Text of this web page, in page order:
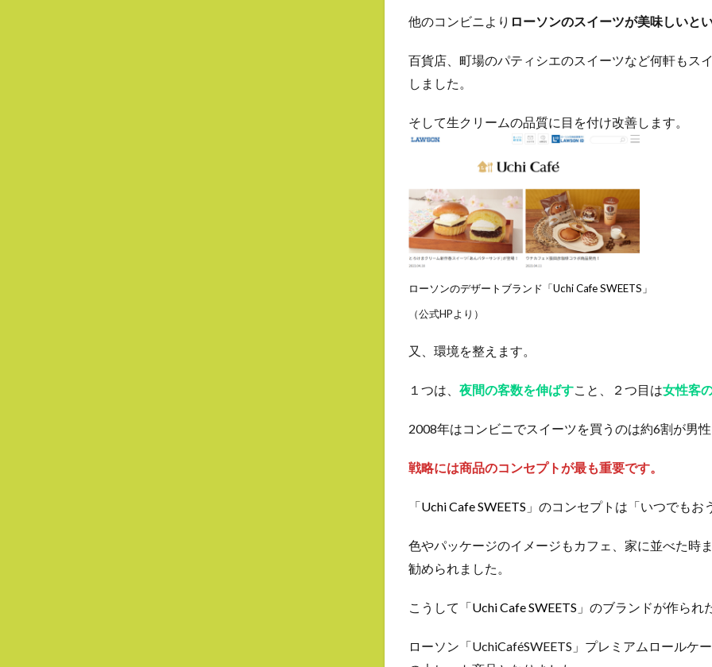
他のコンビニより ローソンのスイーツが美味しいと
百貨店、町場のパティシエのスイーツなど何軒もス
しました。
そして生クリームの品質に目を付け改善します。
ローソンのデザートブランド「Uchi Cafe SWEETS 」
（公式HPより）
又、環境を整えます。
１つは、 夜間の客数を伸ばすこと、２つ目は女性客
2008年はコンビニでスイーツを買うのは約6割が男性
戦略には商品のコンセプトが最も重要です。
「Uchi Cafe SWEETS 」のコンセプトは「いつでもお
色やパッケージのイメージもカフェ、家に並べた時
勧められました。
こうして「Uchi Cafe SWEETS 」のブランドが作られ
ローソン「UchiCaféSWEETS」プレミアムロールケ